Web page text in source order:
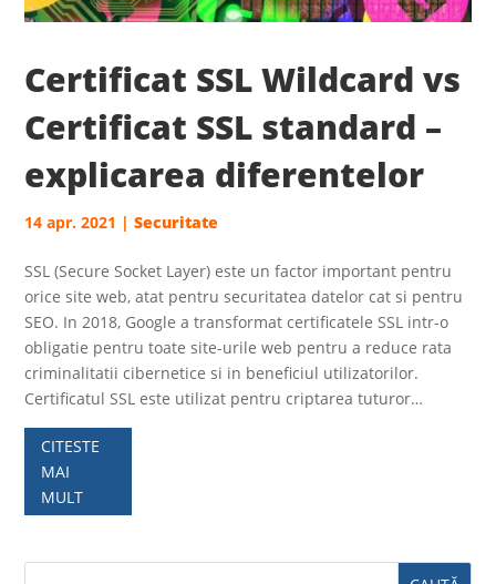
Certificat SSL Wildcard vs
Certificat SSL standard –
explicarea diferentelor
14 apr. 2021 |Securitate
SSL (Secure Socket Layer) este un factor important pentru
orice site web, atat pentru securitatea datelor cat si pentru
SEO. In 2018, Google a transformat certificatele SSL intr-o
obligatie pentru toate site-urile web pentru a reduce rata
criminalitatii cibernetice si in beneficiul utilizatorilor.
Certificatul SSL este utilizat pentru criptarea tuturor…
CITESTE
MAI
MULT